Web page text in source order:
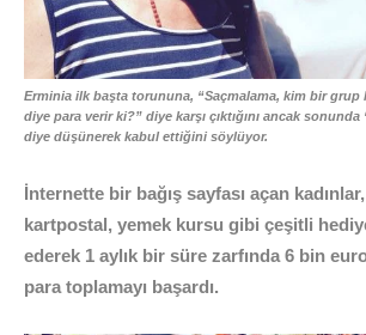
Erminia ilk başta torununa, “Saçmalama, kim bir grup
diye para verir ki?” diye karşı çıktığını ancak
diye düşünerek kabul ettiğini söylüyor.
İnternette bir bağış sayfası açan
kartpostal, yemek kursu gibi çeşitli
ederek 1 aylık bir süre zarfında 6 bin
para toplamayı başardı.